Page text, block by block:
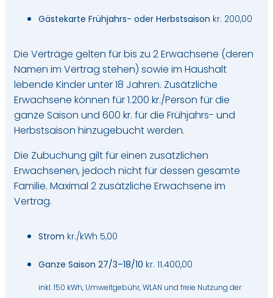
Gästekarte Frühjahrs- oder Herbstsaison kr. 200,00
Die Verträge gelten für bis zu 2 Erwachsene (deren
Namen im Vertrag stehen) sowie im Haushalt
lebende Kinder unter 18 Jahren. Zusätzliche
Erwachsene können für 1.200 kr./Person für die
ganze Saison und 600 kr. für die Frühjahrs- und
Herbstsaison hinzugebucht werden.
Die Zubuchung gilt für einen zusätzlichen
Erwachsenen, jedoch nicht für dessen gesamte
Familie. Maximal 2 zusätzliche Erwachsene im
Vertrag.
Strom kr./kWh 5,00
Ganze Saison 27/3–18/10 kr. 11.400,00
inkl. 150 kWh, Umweltgebühr, WLAN und freie Nutzung der